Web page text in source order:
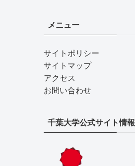
メニュー
サイトポリシー
サイトマップ
アクセス
お問い合わせ
千葉大学公式サイト情報